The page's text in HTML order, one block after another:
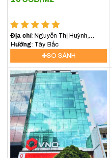
Địa chỉ: Nguyễn Thị Huỳnh,
Phường 8, Phú Nhuận
Hướng : Tây Bắc
SO SÁNH